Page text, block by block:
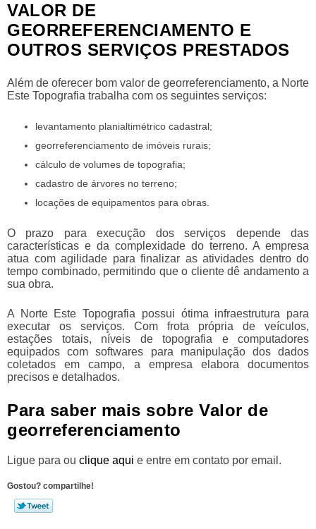
VALOR DE
GEORREFERENCIAMENTO E
OUTROS SERVIÇOS PRESTADOS
Além de oferecer bom valor de georreferenciamento, a Norte
Este Topografia trabalha com os seguintes serviços:
levantamento planialtimétrico cadastral;
georreferenciamento de imóveis rurais;
cálculo de volumes de topografia;
cadastro de árvores no terreno;
locações de equipamentos para obras.
O prazo para execução dos serviços depende das
características e da complexidade do terreno. A empresa
atua com agilidade para finalizar as atividades dentro do
tempo combinado, permitindo que o cliente dê andamento a
sua obra.
A Norte Este Topografia possui ótima infraestrutura para
executar os serviços. Com frota própria de veículos,
estações totais, níveis de topografia e computadores
equipados com softwares para manipulação dos dados
coletados em campo, a empresa elabora documentos
precisos e detalhados.
Para saber mais sobre Valor de
georreferenciamento
Ligue para ou clique aqui e entre em contato por email.
Gostou? compartilhe!